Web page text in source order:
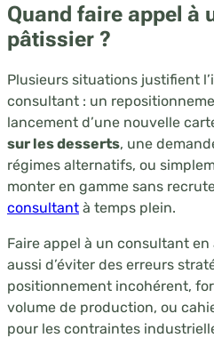
Quand faire appel à
pâtissier ?
Plusieurs situations justifient
consultant : un
lancement d’une nouvelle
sur les desserts, une
régimes alternatifs, ou
monter en gamme sans
consultant à temps plein.
Faire appel à un consultant
aussi d’éviter des erreurs
positionnement incohérent,
volume de production, ou
pour les contraintes